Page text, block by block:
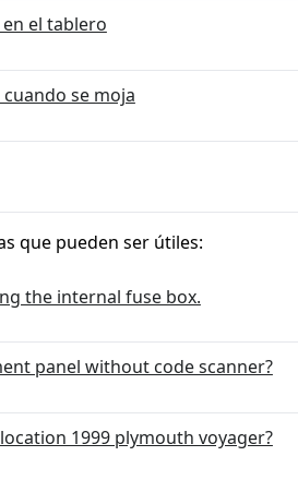
el tablero
se moja
que pueden ser útiles:
the internal fuse box.
panel without code scanner?
1999 plymouth voyager?